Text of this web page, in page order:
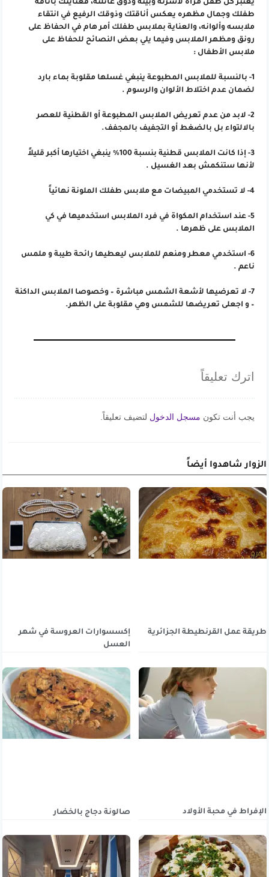
يعتبر كل طفل مرآة لأسرته وبيته وذوق عائلته، فعنايتك بأناقة
طفلك وجمال مظهره يعكس أناقتك وذوقك الرفيع في انتقاء
ملابسه وألوانه، والعناية بملابس طفلك أمر هام في الحفاظ على
رونق ومظهر الملابس وفيما يلي بعض النصائح للحفاظ على
ملابس الأطفال :
1- بالنسبة للملابس المطبوعة ينبغي غسلها مقلوبة بماء بارد
لضمان عدم اختلاط الألوان والرسوم .
2- لابد من عدم تعريض الملابس المطبوعة أو القطنية للعصر
بالالتواء بل بالضغط أو التجفيف بالمجفف.
3- إذا كانت الملابس قطنية بنسبة 100% ينبغي اختيارها أكبر قليلاً
لأنها ستنكمش بعد الغسيل .
4- لا تستخدمي المبيضات مع ملابس طفلك الملونة نهائياً
5- عند استخدام المكواة في فرد الملابس استخدميها في كي
الملابس على ظهرها .
6- استخدمي معطر ومنعم للملابس ليعطيها رائحة طيبة و ملمس
ناعم .
7- لا تعرضيها لأشعة الشمس مباشرة – وخصوصا الملابس الداكنة
– و اجعلى تعريضها للشمس وهي مقلوبة على الظهر.
اترك تعليقاً
يجب أنت تكون مسجل الدخول لتضيف تعليقاً.
الزوار شاهدوا أيضاً
طريقة عمل القرنطيطة الجزائرية
إكسسوارات العروسة في شهر
العسل
الإفراط في محبة الأولاد صالونة دجاج بالخضار